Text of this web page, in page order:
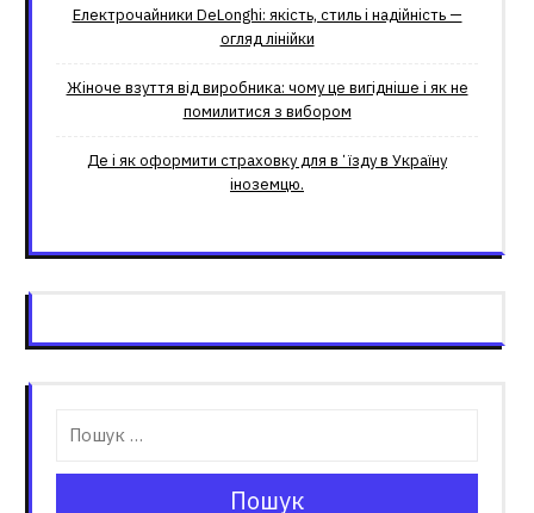
Електрочайники DeLonghi: якість, стиль і надійність —
огляд лінійки
Жіноче взуття від виробника: чому це вигідніше і як не
помилитися з вибором
Де і як оформити страховку для вʼїзду в Україну
іноземцю.
Пошук